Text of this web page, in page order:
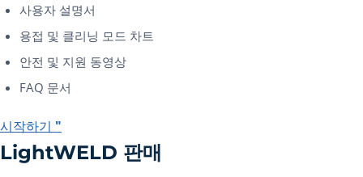
사용자 설명서
용접 및 클리닝 모드 차트
안전 및 지원 동영상
FAQ 문서
시작하기 "
LightWELD 판매